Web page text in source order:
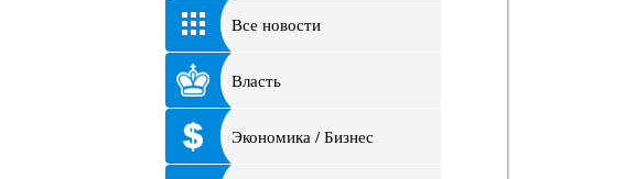
Все новости
Власть
Экономика / Бизнес